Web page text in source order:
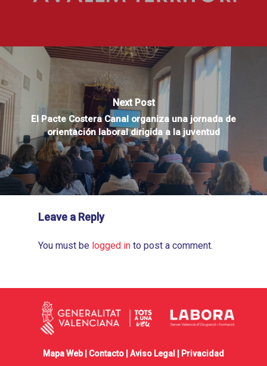
Next Post
El Pacte Costera Canal organiza una jornada de
orientación laboral dirigida a la juventud
Leave a Reply
You must be logged in to post a comment.
Mapa Web | Contacto Aviso Legal Privacidad